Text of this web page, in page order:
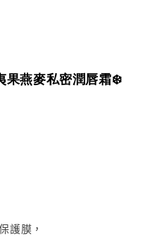
果燕麥私密潤唇霜❄️
護膜，